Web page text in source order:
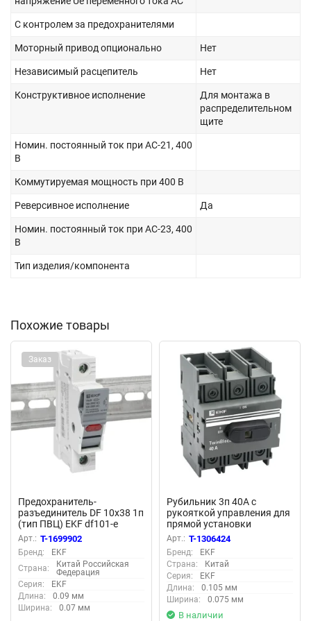
С контролем за предохранителями
Моторный привод опционально Нет
Независимый расцепитель Нет
Конструктивное исполнение
Для монтажа в
распределительном
щите
Номин. постоянный ток при AC-21, 400
В
Коммутируемая мощность при 400 В
Реверсивное исполнение Да
Номин. постоянный ток при AC-23, 400
В
Тип изделия/компонента
Похожие товары
Заказ
Предохранитель-
разъединитель DF 10х38 1п
(тип ПВЦ) EKF df101-e
Арт.: T-1699902
Бренд:
EKF
Страна:
Китай Российская
Федерация
Серия:
EKF
Длина:
0.09 мм
Ширина:
0.07 мм
Рубильник 3п 40А с
рукояткой управления для
прямой установки
TwinBlock EKF tb-40-3p-f
Арт.: T-1306424
Бренд:
EKF
Страна:
Китай
Серия:
EKF
Длина:
0.105 мм
Ширина:
0.075 мм
В наличии